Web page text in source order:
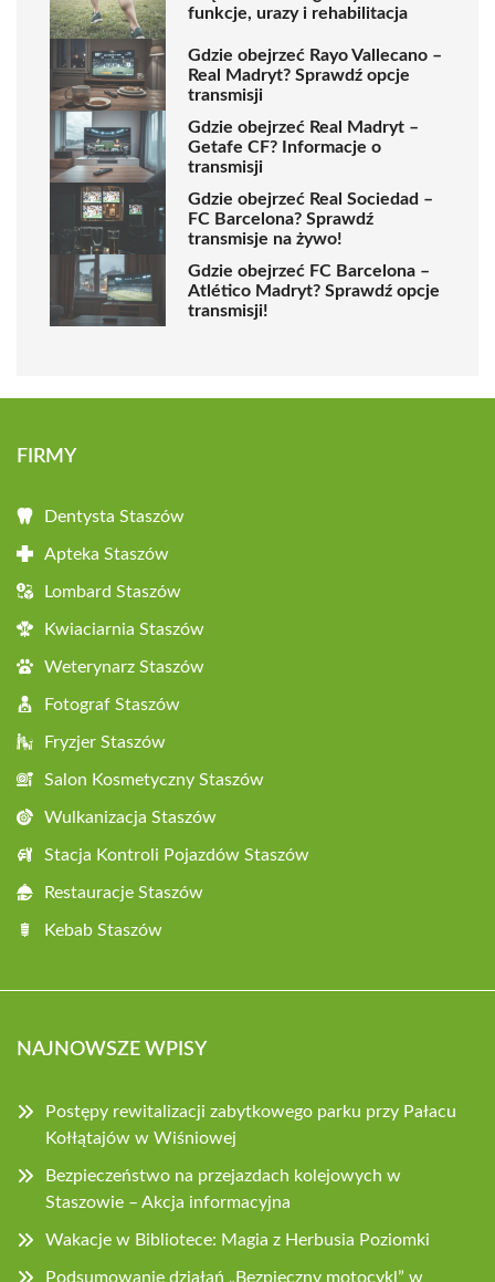
funkcje, urazy i rehabilitacja
Gdzie obejrzeć Rayo Vallecano –
Real Madryt? Sprawdź opcje
transmisji
Gdzie obejrzeć Real Madryt –
Getafe CF? Informacje o
transmisji
Gdzie obejrzeć Real Sociedad –
FC Barcelona? Sprawdź
transmisje na żywo!
Gdzie obejrzeć FC Barcelona –
Atlético Madryt? Sprawdź opcje
transmisji!
FIRMY
Dentysta Staszów
Apteka Staszów
Lombard Staszów
Kwiaciarnia Staszów
Weterynarz Staszów
Fotograf Staszów
Fryzjer Staszów
Salon Kosmetyczny Staszów
Wulkanizacja Staszów
Stacja Kontroli Pojazdów Staszów
Restauracje Staszów
Kebab Staszów
NAJNOWSZE WPISY
Postępy rewitalizacji zabytkowego parku przy Pałacu
Kołłątajów w Wiśniowej
Bezpieczeństwo na przejazdach kolejowych w
Staszowie – Akcja informacyjna
Wakacje w Bibliotece: Magia z Herbusia Poziomki
Podsumowanie działań „Bezpieczny motocykl” w